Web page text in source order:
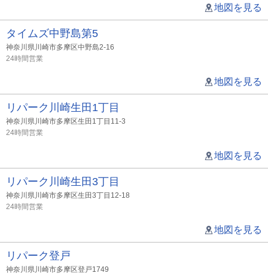
地図を見る
タイムズ中野島第5
神奈川県川崎市多摩区中野島2-16
24時間営業
地図を見る
リパーク川崎生田1丁目
神奈川県川崎市多摩区生田1丁目11-3
24時間営業
地図を見る
リパーク川崎生田3丁目
神奈川県川崎市多摩区生田3丁目12-18
24時間営業
地図を見る
リパーク登戸
神奈川県川崎市多摩区登戸1749